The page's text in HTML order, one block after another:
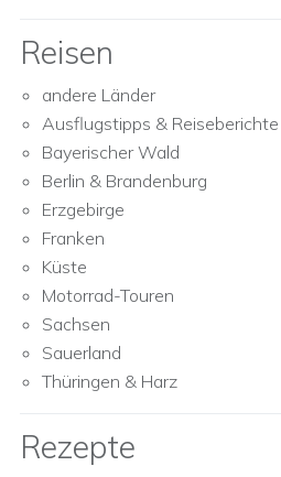
Reisen
andere Länder
Ausflugstipps & Reiseberichte
Bayerischer Wald
Berlin & Brandenburg
Erzgebirge
Franken
Küste
Motorrad-Touren
Sachsen
Sauerland
Thüringen & Harz
Rezepte